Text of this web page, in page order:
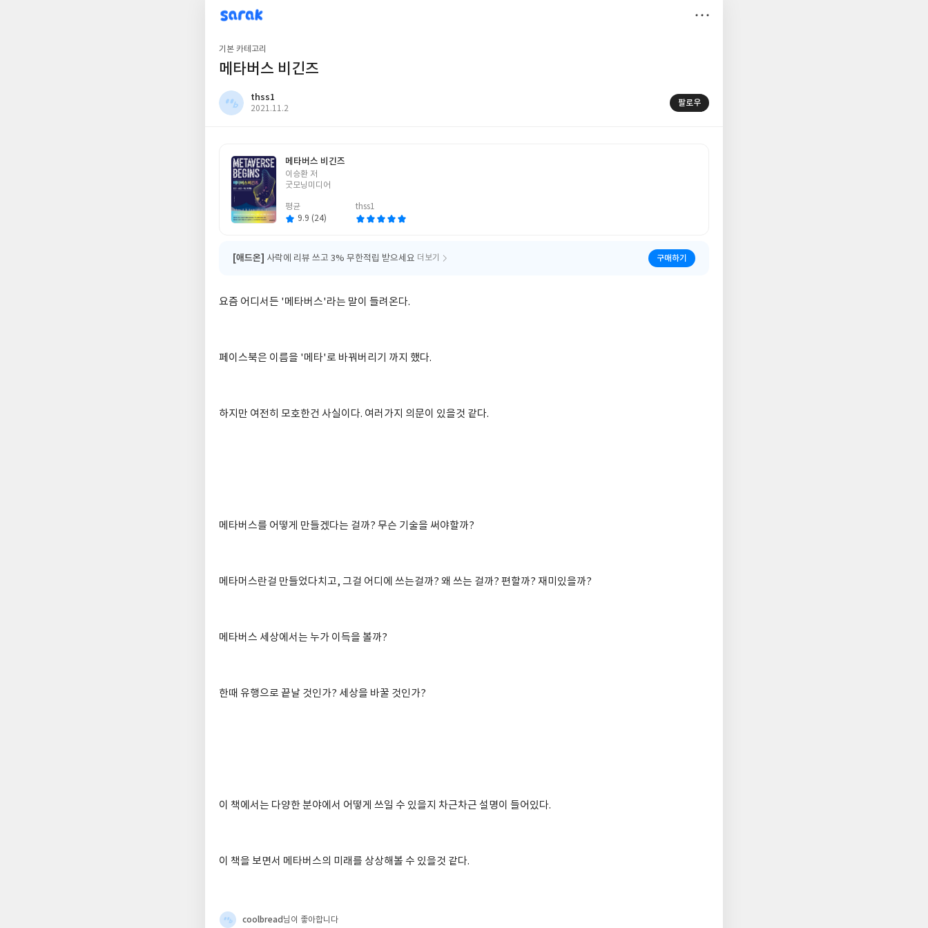
sarak
thss1
기본 카테고리
메타버스 비긴즈
thss1
작
2021.11.2
팔로우
메타버스 비긴즈
글
쓴
이승환 저
굿모닝미디어
평균
9.9 (24)
thss1
[애드온] 사락에 리뷰 쓰고 3% 무한적립 받으세요 더보기 구매하기
요즘 어디서든 '메타버스'라는 말이 들려온다.
페이스북은 이름을 '메타'로 바꿔버리기 까지 했다.
하지만 여전히 모호한건 사실이다. 여러가지 의문이 있을것 같다.
메타버스를 어떻게 만들겠다는 걸까? 무슨 기술을 써야할까?
메타머스란걸 만들었다치고, 그걸 어디에 쓰는걸까? 왜 쓰는 걸까? 편할까? 재미있을까?
메타버스 세상에서는 누가 이득을 볼까?
한때 유행으로 끝날 것인가? 세상을 바꿀 것인가?
이 책에서는 다양한 분야에서 어떻게 쓰일 수 있을지 차근차근 설명이 들어있다.
이 책을 보면서 메타버스의 미래를 상상해볼 수 있을것 같다.
coolbread 님이 좋아합니다